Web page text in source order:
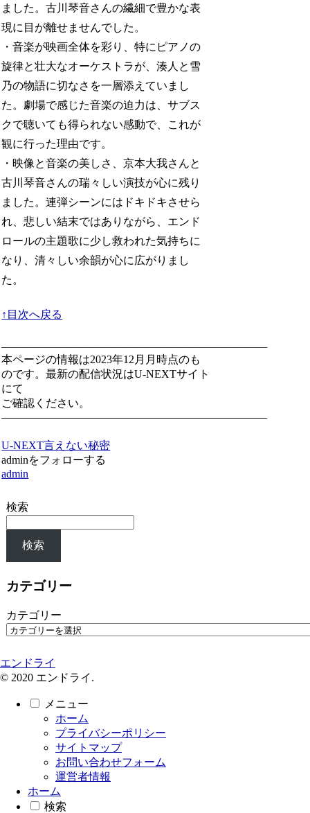
ました。古川琴音さんの繊細で豊かな表
現に目が離せませんでした。
・音楽が映画全体を彩り、特にピアノの
旋律と壮大なオーケストラが、湊人と雪
乃の物語に切なさを一層添えていまし
た。劇場で感じた音楽の迫力は、サブス
クで聴いても得られない感動で、これが
観に行った理由です。
・映像と音楽の美しさ、京本大我さんと
古川琴音さんの瑞々しい演技が心に残り
ました。連弾シーンにはドキドキさせら
れ、悲しい結末ではありながら、エンド
ロールの主題歌に少し救われた気持ちに
なり、清々しい余韻が心に広がりまし
た。
↑目次へ戻る
————————————————————————
本ページの情報は2023年12月月時点のも
のです。最新の配信状況はU-NEXTサイト
にて
ご確認ください。
————————————————————————
U-NEXT言えない秘密
adminをフォローする
admin
検索
検索
カテゴリー
カテゴリー
エンドライ
© 2020 エンドライ.
メニュー
ホーム
プライバシーポリシー
サイトマップ
お問い合わせフォーム
運営者情報
ホーム
検索